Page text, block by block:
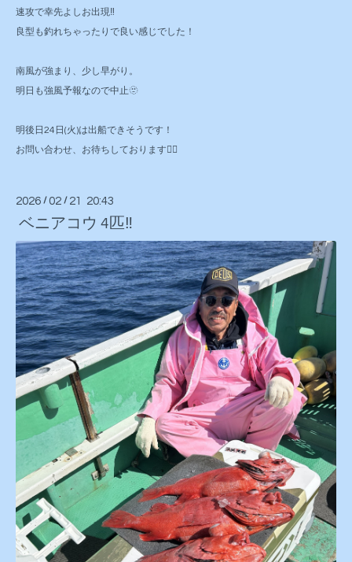
速攻で幸先よしお出現‼️
良型も釣れちゃったりで良い感じでした！
南風が強まり、少し早がり。
明日も強風予報なので中止🫥
明後日24日(火)は出船できそうです！
お問い合わせ、お待ちしております🙇‍♂️
2026 / 02 / 21 20:43
ベニアコウ 4匹‼️